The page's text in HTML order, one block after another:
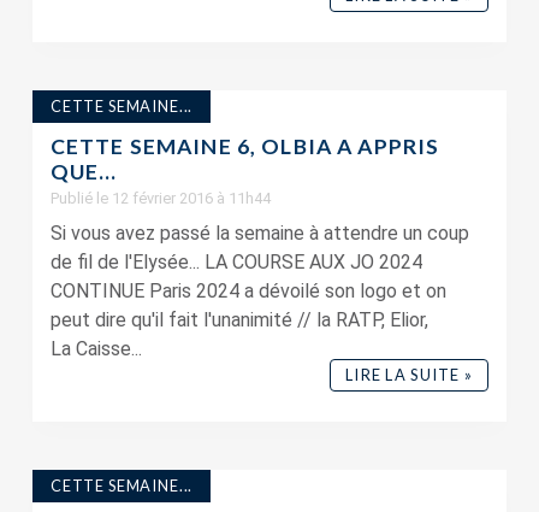
CETTE SEMAINE...
CETTE SEMAINE 6, OLBIA A APPRIS
QUE…
Publié le 12 février 2016 à 11h44
Si vous avez passé la semaine à attendre un coup
de fil de l'Elysée... LA COURSE AUX JO 2024
CONTINUE Paris 2024 a dévoilé son logo et on
peut dire qu'il fait l'unanimité // la RATP, Elior,
La Caisse...
LIRE LA SUITE »
CETTE SEMAINE...